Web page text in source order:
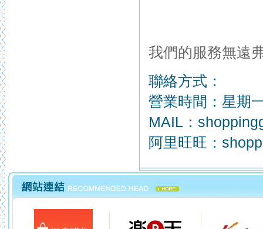
我們的服務無遠
聯絡方式：
營業時間：星期
MAIL：
阿里旺旺：